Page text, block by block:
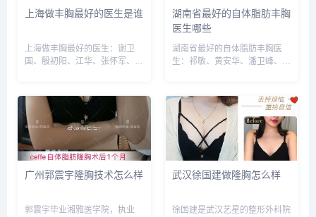
上海做丰胸最好的医生是谁
上海做丰胸最好的医生：谢卫
国、殷初阳、江华、张怀军、徐
需谨慎，预约或咨询添加微信
号：wuyoubianmei，查询更多
医生口碑和案例。...
湖南省最好的自体脂肪丰胸
医生哪些
湖南省最好的自体脂肪丰胸医
生：祁敏、黄安华、潘卫峰、杨
加微信号：wuyoubianmei或者
直接拨打400-616-6769，查询
更多医生口碑和...
广州郭震宇隆胸技术怎么样
郭震宇毕业湘雅医学院，执业
武汉徐国建做隆胸怎么样
徐国建是武汉艺星的整形外科院